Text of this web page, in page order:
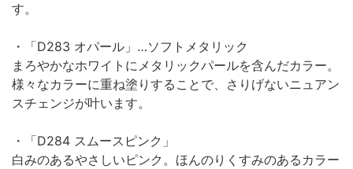
す。
・「D283 オパール」…ソフトメタリック
まろやかなホワイトにメタリックパールを含んだカラー。
様々なカラーに重ね塗りすることで、さりげないニュアン
スチェンジが叶います。
・「D284 スムースピンク」
白みのあるやさしいピンク。ほんのりくすみのあるカラー